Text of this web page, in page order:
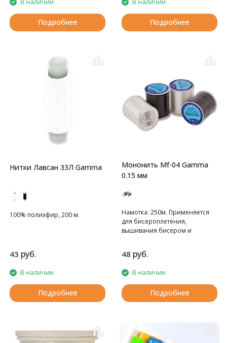
Подробнее Подробнее
Нитки Лавсан 33Л Gamma
100% полиэфир, 200 м.
43 руб.
В наличии
Подробнее
Мононить Mf-04 Gamma
0.15 мм
Намотка: 250м. Применяется
для бисероплетения,
вышивания бисером и
48 руб.
В наличии
Подробнее